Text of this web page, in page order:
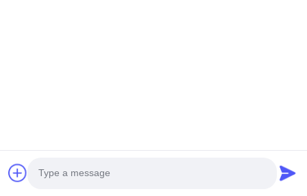
L'acier et les alliages prosaïques fabrique un large